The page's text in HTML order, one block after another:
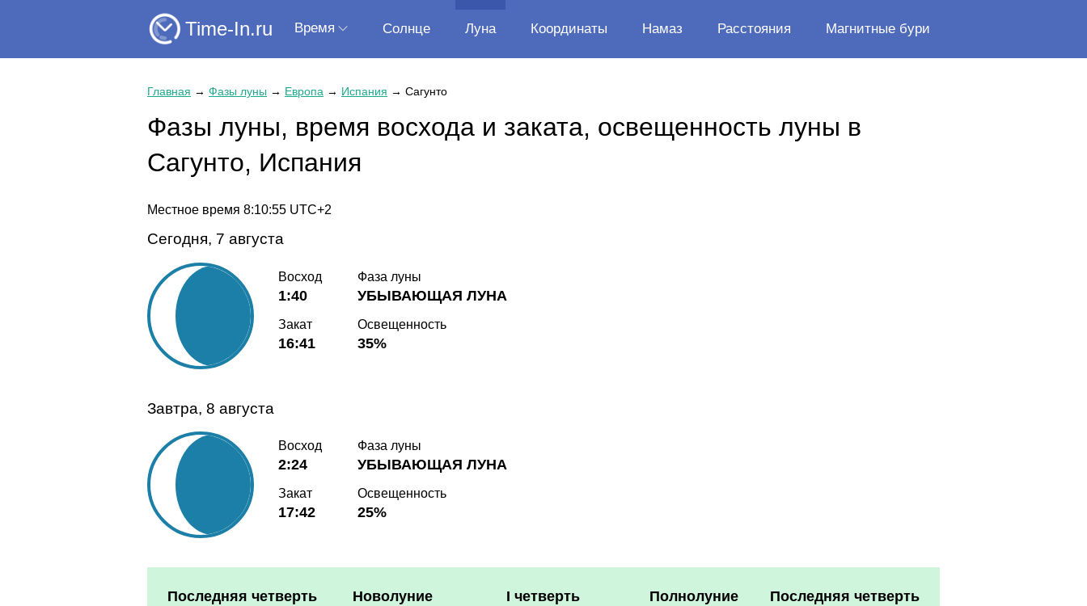
Time-In.ru Время Солнце Луна Координаты Намаз Расстояния Магнитные бури
Главная → Фазы луны → Европа → Испания → Сагунто
Фазы луны, время восхода и заката, освещенность луны в
Сагунто, Испания
Местное время 8:10:55 UTC+2
Сегодня, 7 августа
Восход
1:40
Закат
16:41
Фаза луны
УБЫВАЮЩАЯ ЛУНА
Освещенность
35%
Завтра, 8 августа
Восход
2:24
Закат
17:42
Фаза луны
УБЫВАЮЩАЯ ЛУНА
Освещенность
25%
Последняя четверть Новолуние I четверть Полнолуние Последняя четверть